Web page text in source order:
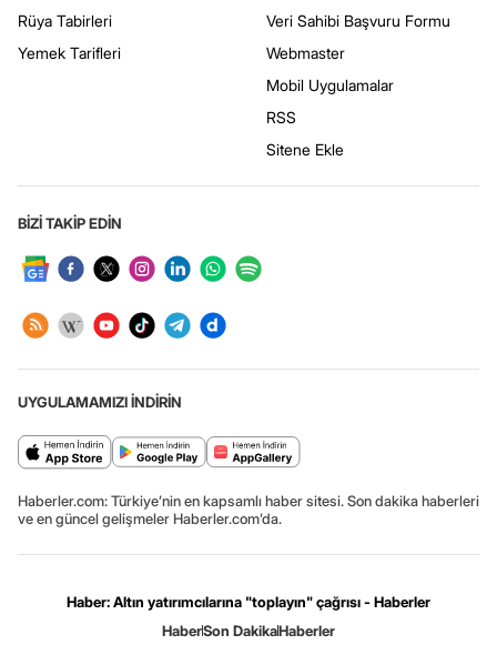
Rüya Tabirleri
Yemek Tarifleri
Veri Sahibi Başvuru Formu
Webmaster
Mobil Uygulamalar
RSS
Sitene Ekle
BİZİ TAKİP EDİN
UYGULAMAMIZI İNDİRİN
Haberler.com: Türkiye’nin en kapsamlı haber sitesi. Son dakika haberleri
ve en güncel gelişmeler Haberler.com’da.
Haber: Altın yatırımcılarına "toplayın" çağrısı - Haberler
HaberSon DakikaHaberler